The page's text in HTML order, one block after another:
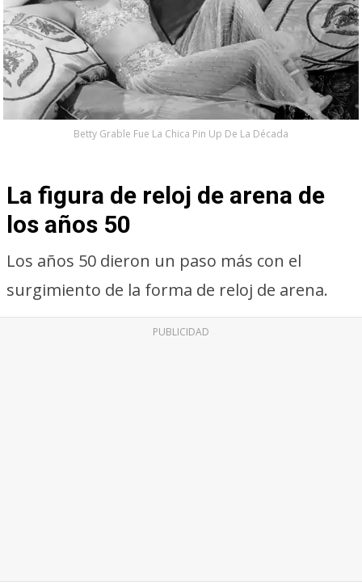
Betty Grable Fue La Chica Pin Up De La Década
La figura de reloj de arena de
los años 50
Los años 50 dieron un paso más con el
surgimiento de la forma de reloj de arena.
PUBLICIDAD